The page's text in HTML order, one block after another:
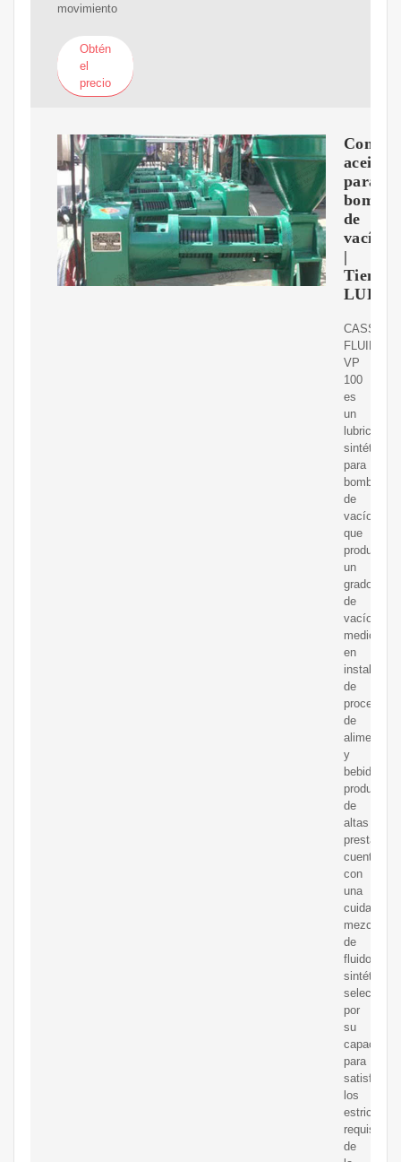
movimiento
Obtén
el
precio
aceite
para
bombas
de
vacío
|
Tienda
CASSIDA
FLUID
VP
100
es
un
lubricante
sintético
para
bombas
de
vacío,
que
producen
un
grado
de
vacío
medio,
en
de
procesado
de
alimentos
y
producto,
de
altas
cuenta
con
una
cuidada
mezcla
de
fluidos
sintéticos
por
su
capacidad
para
satisfacer
los
estrictos
requisitos
de